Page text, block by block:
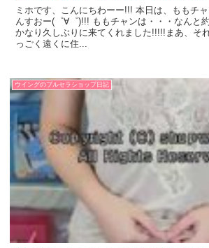
ミホです、こんにちわーー!!! 本日は、ももチ
んすおー(゜∀゜)!!! ももチャンは・・・なんと
かなり久しぶりに来てくれました!!!!!まあ、そ
っごく遠くに住...
ウイングのブルセラショップ日記